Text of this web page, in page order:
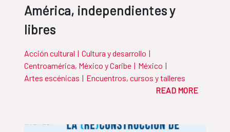
América, independientes y
libres
Acción cultural | Cultura y desarrollo |
Centroamérica, México y Caribe | México |
Artes escénicas | Encuentros, cursos y talleres
READ MORE